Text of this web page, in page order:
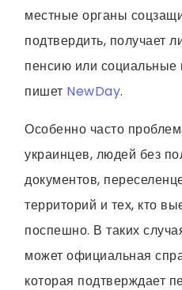
местные органы
подтвердить, получает
пенсию или
пишет NewDay.
Особенно часто
украинцев, людей без
документов,
территорий и тех, кто
поспешно. В таких
может официальная
которая подтверждает